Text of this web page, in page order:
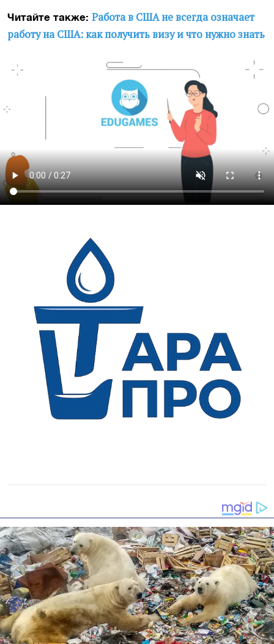
Читайте также: Работа в США не всегда означает
работу на США: как получить визу и что нужно знать